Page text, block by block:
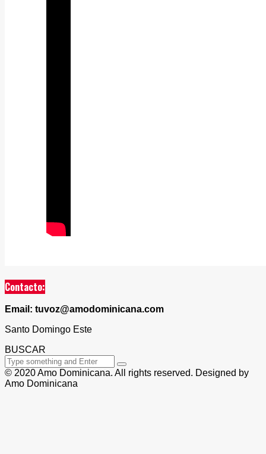
Contacto:
Email: tuvoz@amodominicana.com
Santo Domingo Este
BUSCAR
© 2020 Amo Dominicana. All rights reserved. Designed by
Amo Dominicana